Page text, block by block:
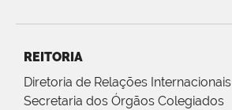
REITORIA
Diretoria de Relações Internacionais
Secretaria dos Órgãos Colegiados